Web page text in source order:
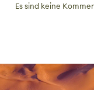
Es sind keine